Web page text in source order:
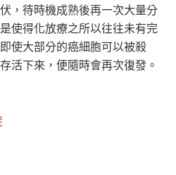
，待時機成熟後再一次大量分
使得化放療之所以往往未有完
使大部分的癌細胞可以被殺
活下來，便隨時會再次復發。